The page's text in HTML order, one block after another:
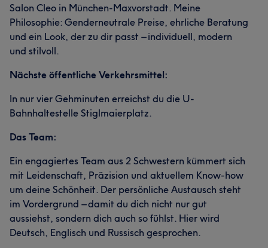
Salon Cleo in München-Maxvorstadt. Meine
Philosophie: Genderneutrale Preise, ehrliche Beratung
und ein Look, der zu dir passt – individuell, modern
und stilvoll.
Nächste öffentliche Verkehrsmittel:
In nur vier Gehminuten erreichst du die U-
Bahnhaltestelle Stiglmaierplatz.
Das Team:
Ein engagiertes Team aus 2 Schwestern kümmert sich
mit Leidenschaft, Präzision und aktuellem Know-how
um deine Schönheit. Der persönliche Austausch steht
im Vordergrund – damit du dich nicht nur gut
aussiehst, sondern dich auch so fühlst. Hier wird
Deutsch, Englisch und Russisch gesprochen.